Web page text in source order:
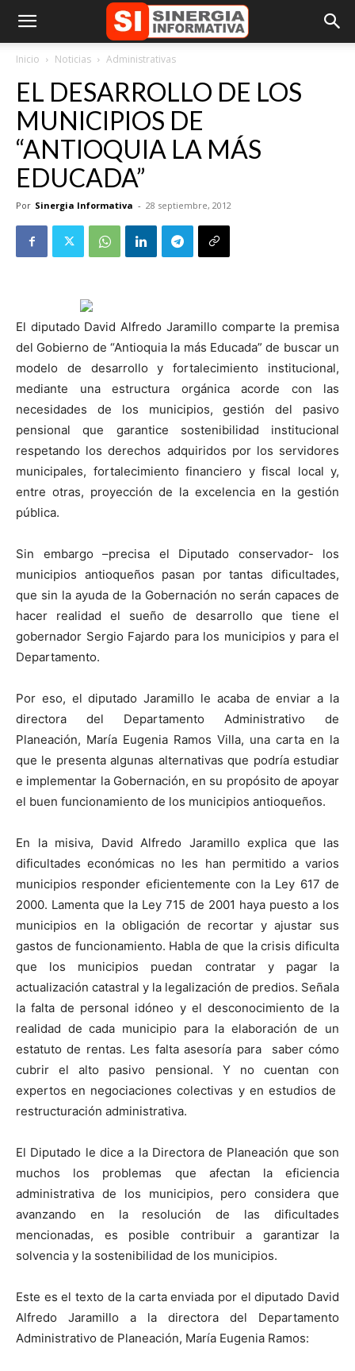
Inicio Noticias Administrativas
EL DESARROLLO DE LOS
MUNICIPIOS DE
“ANTIOQUIA LA MÁS
EDUCADA”
Por Sinergia Informativa - 28 septiembre, 2012
El diputado David Alfredo Jaramillo comparte la premisa
del Gobierno de “Antioquia la más Educada” de buscar un
modelo de desarrollo y fortalecimiento institucional,
mediante una estructura orgánica acorde con las
necesidades de los municipios, gestión del pasivo
pensional que garantice sostenibilidad institucional
respetando los derechos adquiridos por los servidores
municipales, fortalecimiento financiero y fiscal local y,
entre otras, proyección de la excelencia en la gestión
pública.
Sin embargo –precisa el Diputado conservador- los
municipios antioqueños pasan por tantas dificultades,
que sin la ayuda de la Gobernación no serán capaces de
hacer realidad el sueño de desarrollo que tiene el
gobernador Sergio Fajardo para los municipios y para el
Departamento.
Por eso, el diputado Jaramillo le acaba de enviar a la
directora del Departamento Administrativo de
Planeación, María Eugenia Ramos Villa, una carta en la
que le presenta algunas alternativas que podría estudiar
e implementar la Gobernación, en su propósito de apoyar
el buen funcionamiento de los municipios antioqueños.
En la misiva, David Alfredo Jaramillo explica que las
dificultades económicas no les han permitido a varios
municipios responder eficientemente con la Ley 617 de
2000. Lamenta que la Ley 715 de 2001 haya puesto a los
municipios en la obligación de recortar y ajustar sus
gastos de funcionamiento. Habla de que la crisis dificulta
que los municipios puedan contratar y pagar la
actualización catastral y la legalización de predios. Señala
la falta de personal idóneo y el desconocimiento de la
realidad de cada municipio para la elaboración de un
estatuto de rentas. Les falta asesoría para saber cómo
cubrir el alto pasivo pensional. Y no cuentan con
expertos en negociaciones colectivas y en estudios de
restructuración administrativa.
El Diputado le dice a la Directora de Planeación que son
muchos los problemas que afectan la eficiencia
administrativa de los municipios, pero considera que
avanzando en la resolución de las dificultades
mencionadas, es posible contribuir a garantizar la
solvencia y la sostenibilidad de los municipios.
Este es el texto de la carta enviada por el diputado David
Alfredo Jaramillo a la directora del Departamento
Administrativo de Planeación, María Eugenia Ramos: